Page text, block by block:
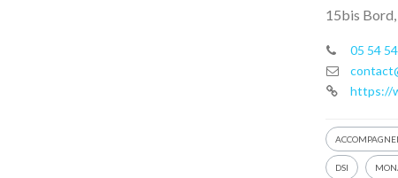
15bis
05 54
https://
DSI